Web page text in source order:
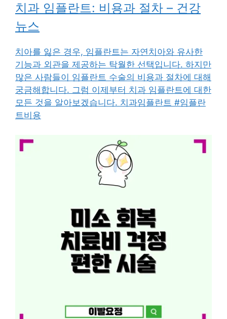
치과 임플란트: 비용과 절차 – 건강
뉴스
치아를 잃은 경우, 임플란트는 자연치아와 유사한
기능과 외관을 제공하는 탁월한 선택입니다. 하지만
많은 사람들이 임플란트 수술의 비용과 절차에 대해
궁금해합니다. 그럼 이제부터 치과 임플란트에 대한
모든 것을 알아보겠습니다. 치과임플란트 #임플란
트비용